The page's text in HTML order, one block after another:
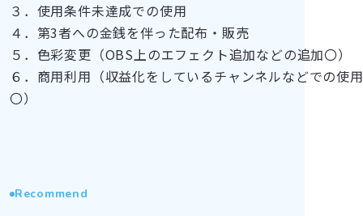
３．使用条件未達成での使用
４．第3者への金銭を伴った配布・販売
５．色彩変更（OBS上のエフェクト追加などの追加〇）
６．商用利用（収益化をしているチャンネルなどでの使用
〇）
Recommend